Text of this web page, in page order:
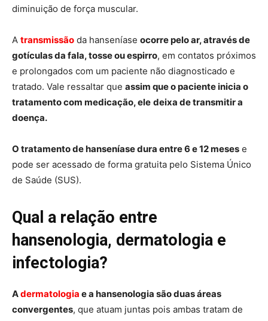
diminuição de força muscular.
A transmissão da hanseníase ocorre pelo ar, através de
gotículas da fala, tosse ou espirro, em contatos próximos
e prolongados com um paciente não diagnosticado e
tratado. Vale ressaltar que assim que o paciente inicia o
tratamento com medicação, ele deixa de transmitir a
doença.
O tratamento de hanseníase dura entre 6 e 12 meses e
pode ser acessado de forma gratuita pelo Sistema Único
de Saúde (SUS).
Qual a relação entre
hansenologia, dermatologia e
infectologia?
Adermatologia e a hansenologia são duas áreas
convergentes, que atuam juntas pois ambas tratam de